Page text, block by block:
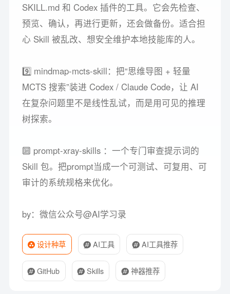
SKILL.md 和 Codex 插件的工具。它会先检查、
预览、确认，再进行更新，还会做备份。适合担
心 Skill 被乱改、想安全维护本地技能库的人。
9️⃣ mindmap-mcts-skill：把“思维导图 + 轻量
MCTS 搜索”装进 Codex / Claude Code，让 AI
在复杂问题里不是线性乱试，而是用可见的推理
树探索。
🔟 prompt-xray-skills ：一个专门审查提示词的
Skill 包。把prompt当成一个可测试、可复用、可
审计的系统规格来优化。
by：微信公众号@AI学习录
设计种草 AI工具 AI工具推荐
GitHub Skills 神器推荐